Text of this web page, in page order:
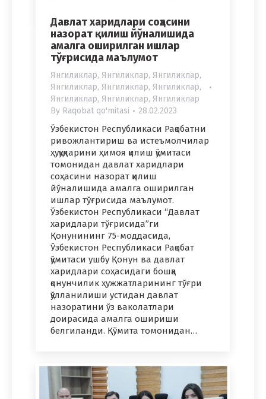
Давлат харидлари соҳасини
назорат қилиш йўналишида
амалга оширилган ишлар
тўғрисида маълумот
Янгиликлар, Янгиликлар, Янгиликлар,
Янгиликлар, Янгиликлар, Янгиликлар,
Янгиликлар, Янгиликлар, Янгиликлар
By Raqobat qo'mitasi 28.02.2023
Ўзбекистон Республикаси Рақобатни
ривожлантириш ва истеъмолчилар
ҳуқуқларини ҳимоя қилиш қўмитаси
томонидан давлат харидлари
соҳасини назорат қилиш
йўналишида амалга оширилган
ишлар тўғрисида маълумот.
Ўзбекистон Республикаси “Давлат
харидлари тўғрисида”ги
Қонунининг 75-моддасида,
Ўзбекистон Республикаси Рақобат
қўмитаси ушбу Қонун ва давлат
харидлари соҳасидаги бошқа
қонунчилик ҳужжатларининг тўғри
қўлланилиши устидан давлат
назоратини ўз ваколатлари
доирасида амалга ошириши
белгиланди. Қўмита томонидан…